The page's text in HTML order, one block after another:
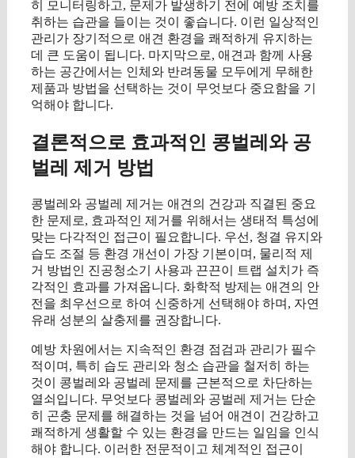
히 모니터링하고, 문제가 발생하기 전에 예방 조치를
취하는 습관을 들이는 것이 좋습니다. 이런 일상적인
관리가 장기적으로 애견 환경을 쾌적하게 유지하는
데 큰 도움이 됩니다. 마지막으로, 애견과 함께 사용
하는 공간에서는 인체와 반려동물 모두에게 무해한
제품과 방법을 선택하는 것이 무엇보다 중요함을 기
억해야 합니다.
결론적으로 효과적인 콩벌레와 공
벌레 제거 방법
콩벌레와 공벌레 제거는 애견의 건강과 직결된 중요
한 문제로, 효과적인 제거를 위해서는 생태적 특성에
맞는 다각적인 접근이 필요합니다. 우선, 청결 유지와
습도 조절 등 환경 개선이 가장 기본이며, 물리적 제
거 방법인 진공청소기 사용과 끈끈이 트랩 설치가 즉
각적인 효과를 가져옵니다. 화학적 방제는 애견의 안
전을 최우선으로 하여 신중하게 선택해야 하며, 자연
유래 성분의 살충제를 권장합니다.
예방 차원에서는 지속적인 환경 점검과 관리가 필수
적이며, 특히 습도 관리와 청소 습관을 철저히 하는
것이 콩벌레와 공벌레 문제를 근본적으로 차단하는
열쇠입니다. 무엇보다 콩벌레와 공벌레 제거는 단순
히 곤충 문제를 해결하는 것을 넘어 애견이 건강하고
쾌적하게 생활할 수 있는 환경을 만드는 일임을 인식
해야 합니다. 이러한 전문적이고 체계적인 접근이